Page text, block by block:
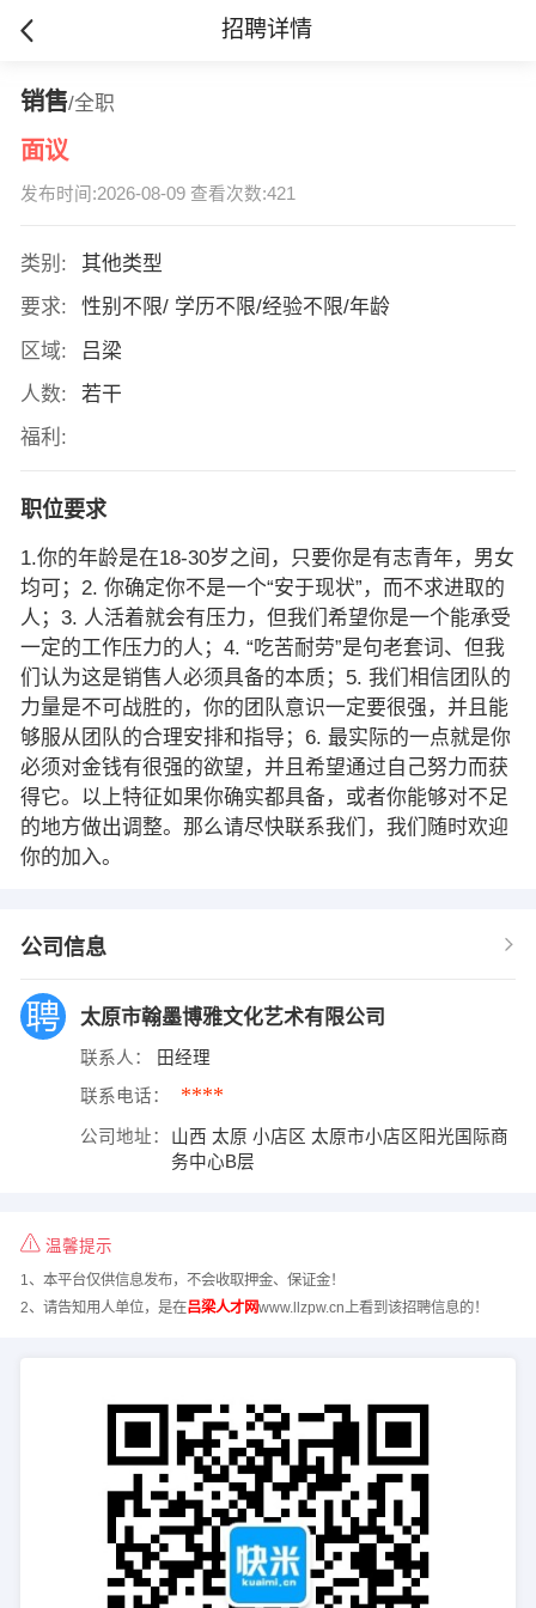
招聘详情
销售/全职
面议
发布时间:2026-08-09 查看次数:421
类别:
其他类型
要求:
性别不限/ 学历不限/经验不限/年龄
区域:
吕梁
人数:
若干
福利:
职位要求
1.你的年龄是在18-30岁之间，只要你是有志青年，男女
均可；2. 你确定你不是一个“安于现状”，而不求进取的
人；3. 人活着就会有压力，但我们希望你是一个能承受
一定的工作压力的人；4. “吃苦耐劳”是句老套词、但我
们认为这是销售人必须具备的本质；5. 我们相信团队的
力量是不可战胜的，你的团队意识一定要很强，并且能
够服从团队的合理安排和指导；6. 最实际的一点就是你
必须对金钱有很强的欲望，并且希望通过自己努力而获
得它。以上特征如果你确实都具备，或者你能够对不足
的地方做出调整。那么请尽快联系我们，我们随时欢迎
你的加入。
公司信息
太原市翰墨博雅文化艺术有限公司
联系人： 田经理
联系电话： ****
公司地址：
山西 太原 小店区 太原市小店区阳光国际商
务中心B层
温馨提示
1、本平台仅供信息发布，不会收取押金、保证金！
2、请告知用人单位，是在吕梁人才网www.llzpw.cn上看到该招聘信息的！